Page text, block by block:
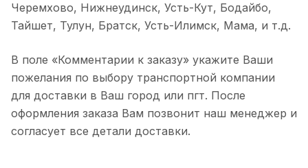
Черемхово, Нижнеудинск, Усть-Кут, Бодайбо,
Тайшет, Тулун, Братск, Усть-Илимск, Мама, и т.д.
В поле «Комментарии к заказу» укажите Ваши
пожелания по выбору транспортной компании
для доставки в Ваш город или пгт. После
оформления заказа Вам позвонит наш менеджер и
согласует все детали доставки.